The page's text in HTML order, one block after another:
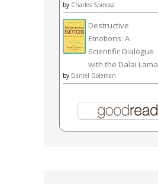
by Charles Spinosa
Destructive
Emotions: A
Scientific Dialogue
with the Dalai Lama
by Daniel Goleman